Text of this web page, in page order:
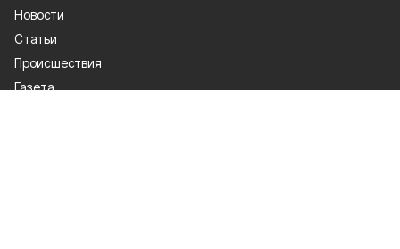
Новости
Статьи
Происшествия
Газета